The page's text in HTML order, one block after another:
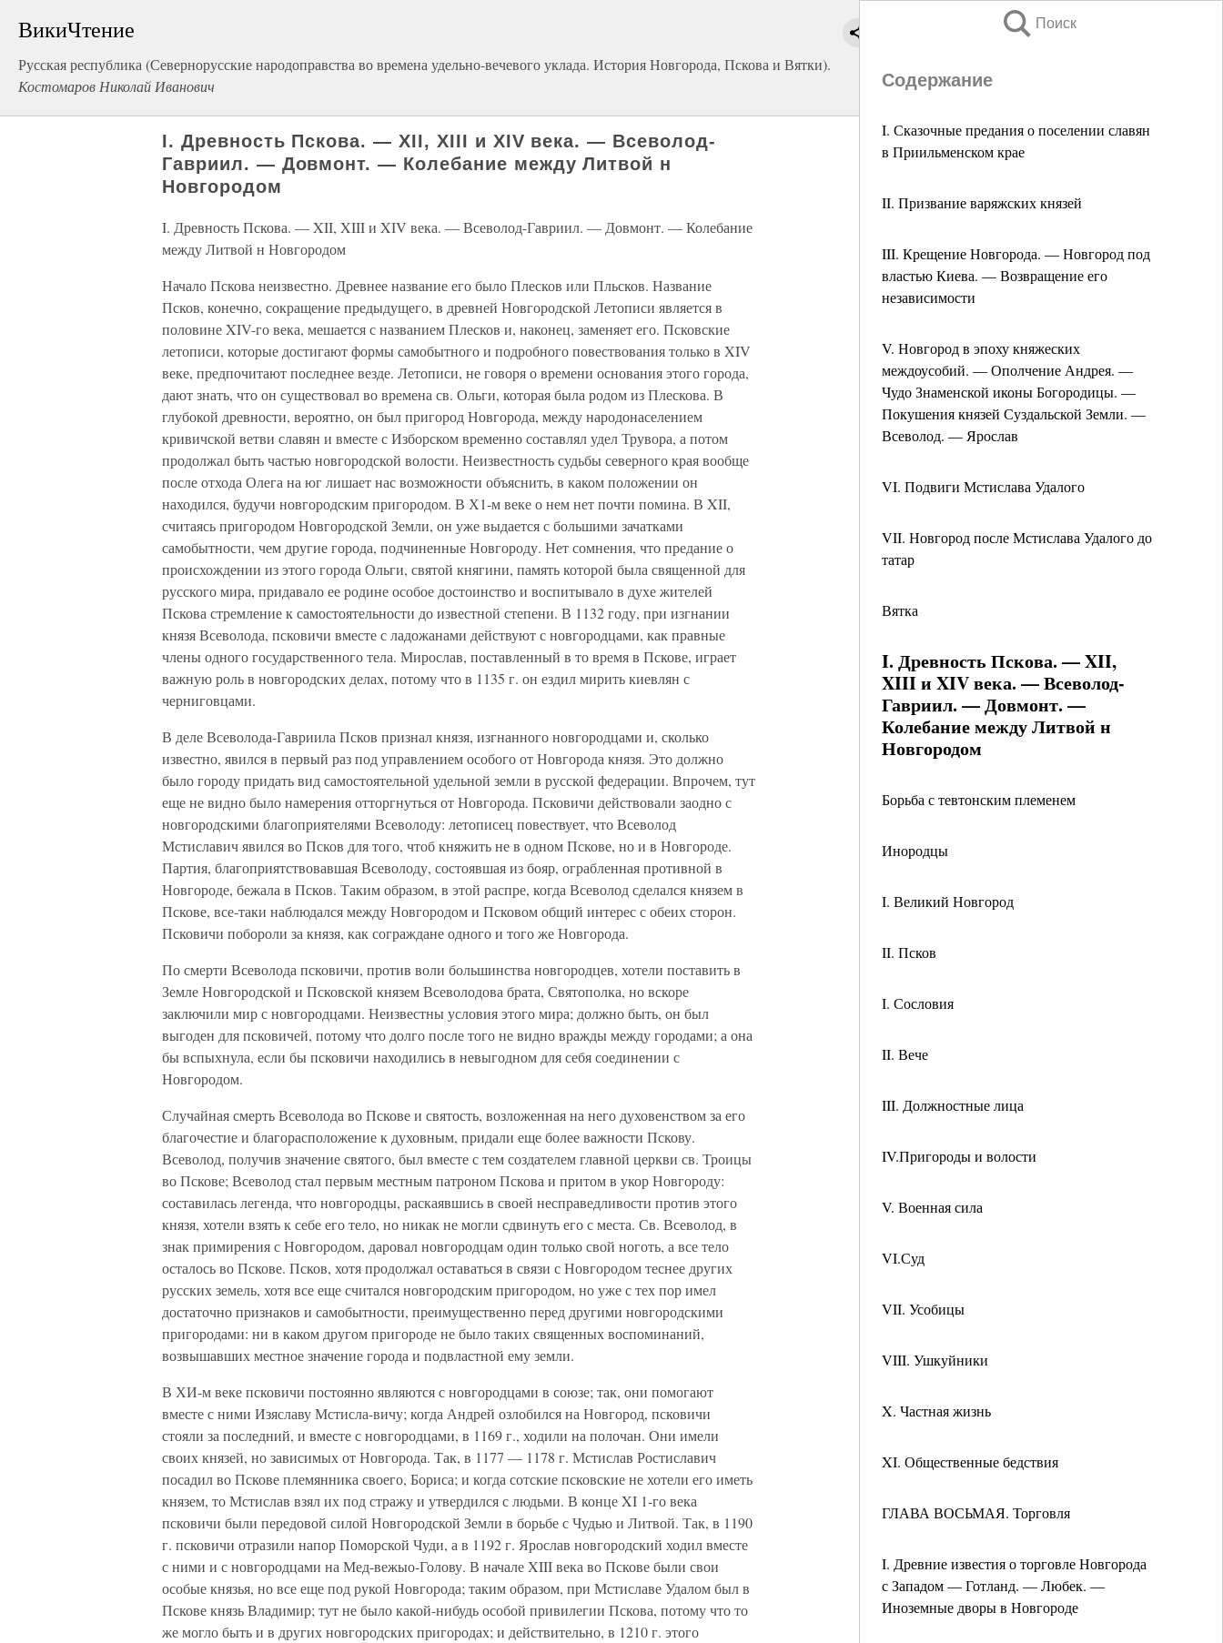
ВикиЧтение
Русская республика (Севернорусские народоправства во времена удельно-вечевого уклада. История Новгорода, Пскова и Вятки).
Костомаров Николай Иванович
Поиск
Содержание
I. Сказочные предания о поселении славян
в Приильменском крае
II. Призвание варяжских князей
III. Крещение Новгорода. — Новгород под
властью Киева. — Возвращение его
независимости
V. Новгород в эпоху княжеских
междоусобий. — Ополчение Андрея. —
Чудо Знаменской иконы Богородицы. —
Покушения князей Суздальской Земли. —
Всеволод. — Ярослав
VI. Подвиги Мстислава Удалого
VII. Новгород после Мстислава Удалого до
татар
Вятка
I. Древность Пскова. — XII,
XIII и XIV века. — Всеволод-
Гавриил. — Довмонт. —
Колебание между Литвой н
Новгородом
Борьба с тевтонским племенем
Инородцы
I. Великий Новгород
II. Псков
I. Сословия
II. Вече
III. Должностные лица
IV.Пригороды и волости
V. Военная сила
VI.Суд
VII. Усобицы
VIII. Ушкуйники
X. Частная жизнь
XI. Общественные бедствия
ГЛАВА ВОСЬМАЯ. Торговля
I. Древние известия о торговле Новгорода
с Западом — Готланд. — Любек. —
Иноземные дворы в Новгороде
I. Древность Пскова. — XII, XIII и XIV века. — Всеволод-
Гавриил. — Довмонт. — Колебание между Литвой н
Новгородом
I. Древность Пскова. — XII, XIII и XIV века. — Всеволод-Гавриил. — Довмонт. — Колебание
между Литвой н Новгородом
Начало Пскова неизвестно. Древнее название его было Плесков или Пльсков. Название
Псков, конечно, сокращение предыдущего, в древней Новгородской Летописи является в
половине XIV-го века, мешается с названием Плесков и, наконец, заменяет его. Псковские
летописи, которые достигают формы самобытного и подробного повествования только в XIV
веке, предпочитают последнее везде. Летописи, не говоря о времени основания этого города,
дают знать, что он существовал во времена св. Ольги, которая была родом из Плескова. В
глубокой древности, вероятно, он был пригород Новгорода, между народонаселением
кривичской ветви славян и вместе с Изборском временно составлял удел Трувора, а потом
продолжал быть частью новгородской волости. Неизвестность судьбы северного края вообще
после отхода Олега на юг лишает нас возможности объяснить, в каком положении он
находился, будучи новгородским пригородом. В Х1-м веке о нем нет почти помина. В XII,
считаясь пригородом Новгородской Земли, он уже выдается с большими зачатками
самобытности, чем другие города, подчиненные Новгороду. Нет сомнения, что предание о
происхождении из этого города Ольги, святой княгини, память которой была священной для
русского мира, придавало ее родине особое достоинство и воспитывало в духе жителей
Пскова стремление к самостоятельности до известной степени. В 1132 году, при изгнании
князя Всеволода, псковичи вместе с ладожанами действуют с новгородцами, как правные
члены одного государственного тела. Мирослав, поставленный в то время в Пскове, играет
важную роль в новгородских делах, потому что в 1135 г. он ездил мирить киевлян с
черниговцами.
В деле Всеволода-Гавриила Псков признал князя, изгнанного новгородцами и, сколько
известно, явился в первый раз под управлением особого от Новгорода князя. Это должно
было городу придать вид самостоятельной удельной земли в русской федерации. Впрочем, тут
еще не видно было намерения отторгнуться от Новгорода. Псковичи действовали заодно с
новгородскими благоприятелями Всеволоду: летописец повествует, что Всеволод
Мстиславич явился во Псков для того, чтоб княжить не в одном Пскове, но и в Новгороде.
Партия, благоприятствовавшая Всеволоду, состоявшая из бояр, ограбленная противной в
Новгороде, бежала в Псков. Таким образом, в этой распре, когда Всеволод сделался князем в
Пскове, все-таки наблюдался между Новгородом и Псковом общий интерес с обеих сторон.
Псковичи побороли за князя, как сограждане одного и того же Новгорода.
По смерти Всеволода псковичи, против воли большинства новгородцев, хотели поставить в
Земле Новгородской и Псковской князем Всеволодова брата, Святополка, но вскоре
заключили мир с новгородцами. Неизвестны условия этого мира; должно быть, он был
выгоден для псковичей, потому что долго после того не видно вражды между городами; а она
бы вспыхнула, если бы псковичи находились в невыгодном для себя соединении с
Новгородом.
Случайная смерть Всеволода во Пскове и святость, возложенная на него духовенством за его
благочестие и благорасположение к духовным, придали еще более важности Пскову.
Всеволод, получив значение святого, был вместе с тем создателем главной церкви св. Троицы
во Пскове; Всеволод стал первым местным патроном Пскова и притом в укор Новгороду:
составилась легенда, что новгородцы, раскаявшись в своей несправедливости против этого
князя, хотели взять к себе его тело, но никак не могли сдвинуть его с места. Св. Всеволод, в
знак примирения с Новгородом, даровал новгородцам один только свой ноготь, а все тело
осталось во Пскове. Псков, хотя продолжал оставаться в связи с Новгородом теснее других
русских земель, хотя все еще считался новгородским пригородом, но уже с тех пор имел
достаточно признаков и самобытности, преимущественно перед другими новгородскими
пригородами: ни в каком другом пригороде не было таких священных воспоминаний,
возвышавших местное значение города и подвластной ему земли.
В ХИ-м веке псковичи постоянно являются с новгородцами в союзе; так, они помогают
вместе с ними Изяславу Мстисла-вичу; когда Андрей озлобился на Новгород, псковичи
стояли за последний, и вместе с новгородцами, в 1169 г., ходили на полочан. Они имели
своих князей, но зависимых от Новгорода. Так, в 1177 — 1178 г. Мстислав Ростиславич
посадил во Пскове племянника своего, Бориса; и когда сотские псковские не хотели его иметь
князем, то Мстислав взял их под стражу и утвердился с людьми. В конце XI 1-го века
псковичи были передовой силой Новгородской Земли в борьбе с Чудью и Литвой. Так, в 1190
г. псковичи отразили напор Поморской Чуди, а в 1192 г. Ярослав новгородский ходил вместе
с ними и с новгородцами на Мед-вежыо-Голову. В начале XIII века во Пскове были свои
особые князья, но все еще под рукой Новгорода; таким образом, при Мстиславе Удалом был в
Пскове князь Владимир; тут не было какой-нибудь особой привилегии Пскова, потому что то
же могло быть и в других новгородских пригородах; и действительно, в 1210 г. этого